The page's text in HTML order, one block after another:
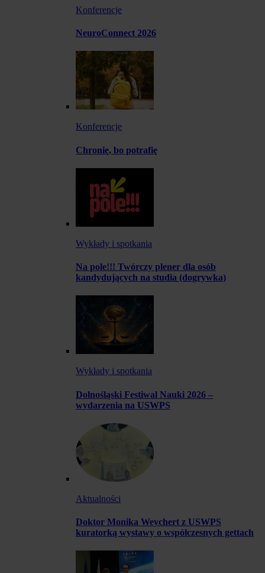
Konferencje
NeuroConnect 2026
Konferencje
Chronię, bo potrafię
Wykłady i spotkania
Na pole!!! Twórczy plener dla osób
kandydujących na studia (dogrywka)
Wykłady i spotkania
Dolnośląski Festiwal Nauki 2026 –
wydarzenia na USWPS
Aktualności
Doktor Monika Weychert z USWPS
kuratorką wystawy o współczesnych gettach